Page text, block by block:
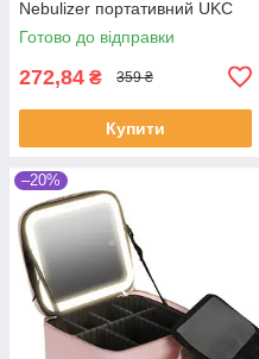
Nebulizer портативний UKC
JSL-W302
Готово до відправки
272,84 ₴ 359 ₴
Купити
–20%